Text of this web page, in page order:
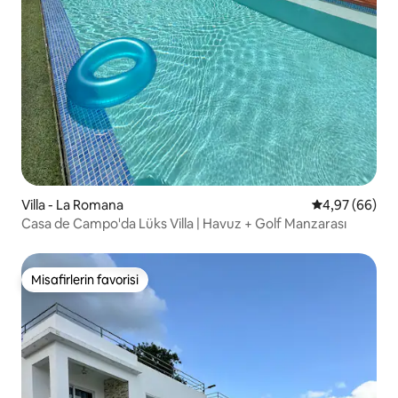
Villa - La Romana 5 üzerinden
4,97 (66)
Casa de Campo'da Lüks Villa | Havuz + Golf Manzarası
Misafirlerin favorisi
Misafirlerin favorisi